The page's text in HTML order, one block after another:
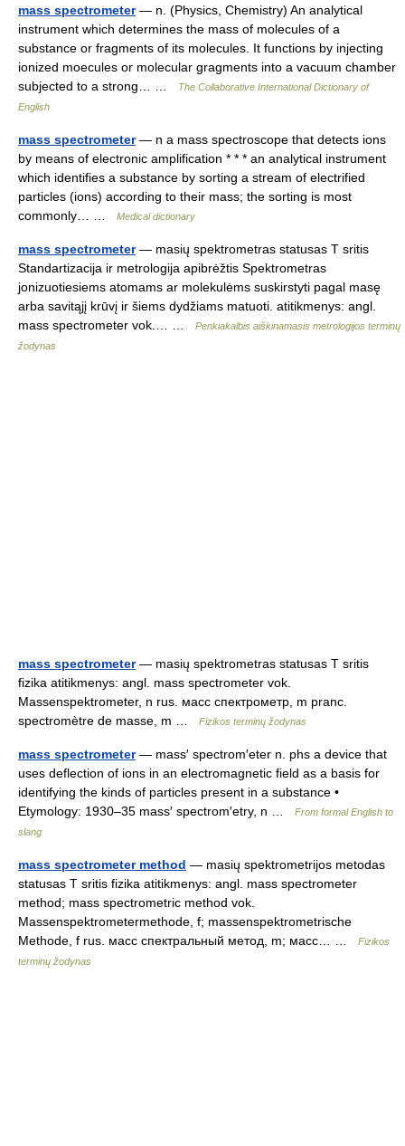
mass spectrometer— n. (Physics, Chemistry) An analytical
instrument which determines the mass of molecules of a
substance or fragments of its molecules. It functions by injecting
ionized moecules or molecular gragments into a vacuum chamber
subjected to a strong… …
The Collaborative International Dictionary of
English
mass spectrometer— n a mass spectroscope that detects ions
by means of electronic amplification * * * an analytical instrument
which identifies a substance by sorting a stream of electrified
particles (ions) according to their mass; the sorting is most
commonly… …
Medical dictionary
mass spectrometer— masių spektrometras statusas T sritis
Standartizacija ir metrologija apibrėžtis Spektrometras
jonizuotiesiems atomams ar molekulėms suskirstyti pagal masę
arba savitąjį krūvį ir šiems dydžiams matuoti. atitikmenys: angl.
mass spectrometer vok.… …
Penkiakalbis aiškinamasis metrologijos terminų
žodynas
mass spectrometer— masių spektrometras statusas T sritis
fizika atitikmenys: angl. mass spectrometer vok.
Massenspektrometer, n rus. масс спектрометр, m pranc.
spectromètre de masse, m …
Fizikos terminų žodynas
mass spectrometer— mass′ spectrom′eter n. phs a device that
uses deflection of ions in an electromagnetic field as a basis for
identifying the kinds of particles present in a substance •
Etymology: 1930–35 mass′ spectrom′etry, n …
From formal English to
slang
mass spectrometer method — masių spektrometrijos metodas
statusas T sritis fizika atitikmenys: angl. mass spectrometer
method; mass spectrometric method vok.
Massenspektrometermethode, f; massenspektrometrische
Methode, f rus. масс спектральный метод, m; масс… …
Fizikos
terminų žodynas